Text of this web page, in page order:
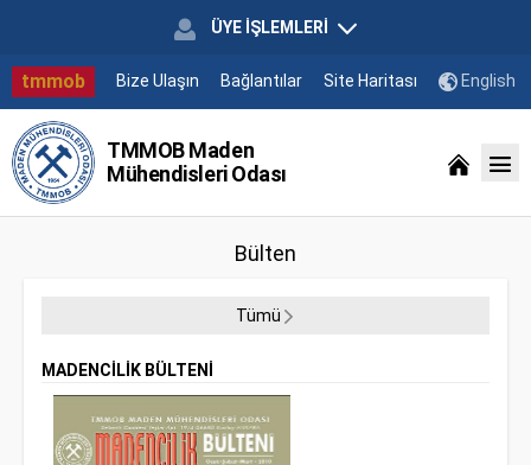
ÜYE İŞLEMLERİ
tmmob Bize Ulaşın Bağlantılar Site Haritası English
TMMOB Maden
Mühendisleri Odası
Bülten
Tümü
MADENCİLİK BÜLTENİ